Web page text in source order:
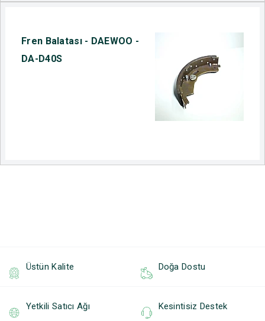
Fren Balatası - DAEWOO -
DA-D40S
Üstün Kalite Doğa Dostu
Yetkili Satıcı Ağı Kesintisiz Destek